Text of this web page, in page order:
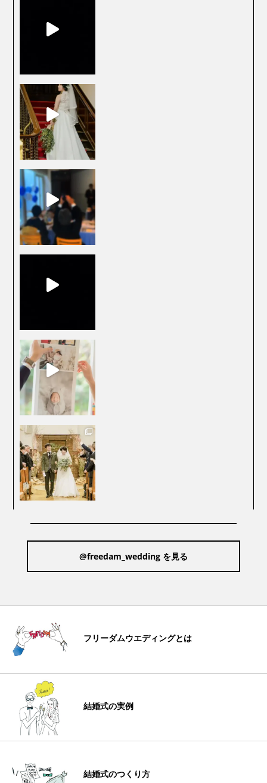
@freedam_wedding を見る
フリーダムウエディングとは
結婚式の実例
結婚式のつくり方